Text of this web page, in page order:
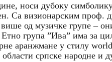
носи дубоку
Са визионарским
од музичке групе –
група ”Ива” има за
аранжмане у стилу
области српске народне